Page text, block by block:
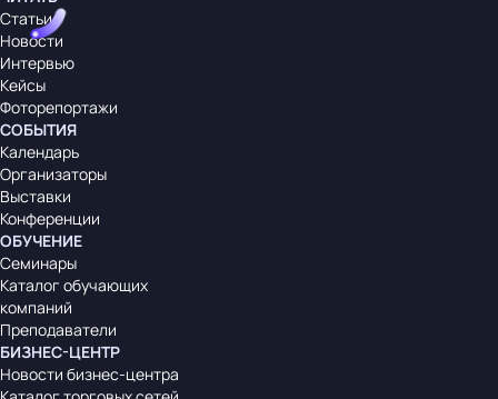
Статьи
Новости
Интервью
Кейсы
Фоторепортажи
СОБЫТИЯ
Календарь
Организаторы
Выставки
Конференции
ОБУЧЕНИЕ
Семинары
Каталог обучающих
компаний
Преподаватели
БИЗНЕС-ЦЕНТР
Новости бизнес-центра